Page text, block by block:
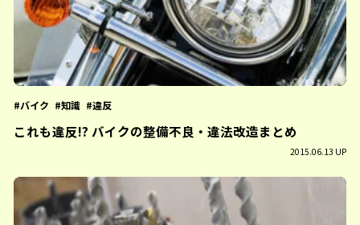
バイク 知識 違反
これも違反!? バイクの整備不良・違法改造まとめ
2015.06.13 UP